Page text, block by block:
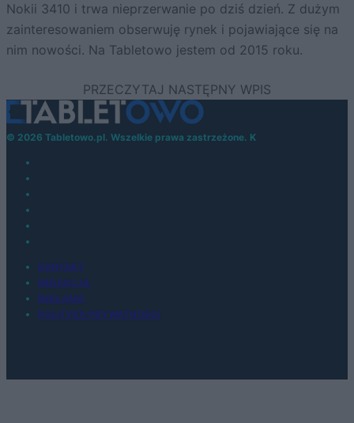
Nokii 3410 i trwa nieprzerwanie po dziś dzień. Z dużym
zainteresowaniem obserwuję rynek i pojawiające się na
nim nowości. Na Tabletowo jestem od 2015 roku.
© 2026 Tabletowo.pl. Wszelkie prawa zastrzeżone. K
KONTAKT
REDAKCJA
REKLAMA
POLITYKA PRYWATNOŚCI